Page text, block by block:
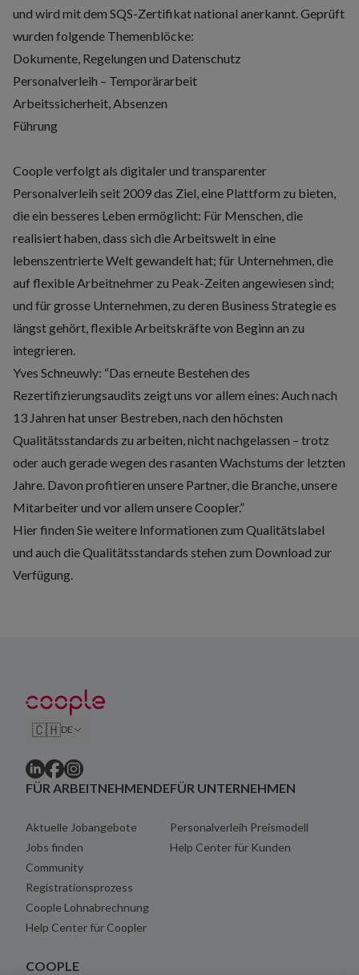
und wird mit dem SQS-Zertifikat national anerkannt. Geprüft
wurden folgende Themenblöcke:
Dokumente, Regelungen und Datenschutz
Personalverleih – Temporärarbeit
Arbeitssicherheit, Absenzen
Führung
Coople verfolgt als digitaler und transparenter
Personalverleih seit 2009 das Ziel, eine Plattform zu bieten,
die ein besseres Leben ermöglicht: Für Menschen, die
realisiert haben, dass sich die Arbeitswelt in eine
lebenszentrierte Welt gewandelt hat; für Unternehmen, die
auf flexible Arbeitnehmer zu Peak-Zeiten angewiesen sind;
und für grosse Unternehmen, zu deren Business Strategie es
längst gehört, flexible Arbeitskräfte von Beginn an zu
integrieren.
Yves Schneuwly: “Das erneute Bestehen des
Rezertifizierungsaudits zeigt uns vor allem eines: Auch nach
13 Jahren hat unser Bestreben, nach den höchsten
Qualitätsstandards zu arbeiten, nicht nachgelassen – trotz
oder auch gerade wegen des rasanten Wachstums der letzten
Jahre. Davon profitieren unsere Partner, die Branche, unsere
Mitarbeiter und vor allem unsere Coopler.”
Hier finden Sie weitere Informationen zum Qualitätslabel
und auch die Qualitätsstandards stehen zum Download zur
Verfügung.
🇨🇭DE
FÜR ARBEITNEHMENDE
Aktuelle Jobangebote
Jobs finden
Community
Registrationsprozess
Coople Lohnabrechnung
Help Center für Coopler
FÜR UNTERNEHMEN
Personalverleih Preismodell
Help Center für Kunden
COOPLE